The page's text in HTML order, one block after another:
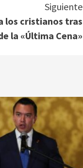
Siguiente
los cristianos tras
la «Última Cena»